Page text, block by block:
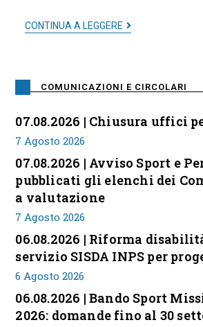
CONTINUA A LEGGERE
COMUNICAZIONI E CIRCOLARI
07.08.2026 | Chiusura uffici
7 Agosto 2026
07.08.2026 | Avviso Sport e
pubblicati gli elenchi dei
a valutazione
7 Agosto 2026
06.08.2026 | Riforma
servizio SISDA INPS per
6 Agosto 2026
06.08.2026 | Bando Sport
2026: domande fino al 30